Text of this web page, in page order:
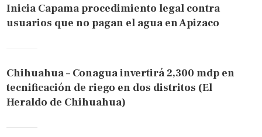
Inicia Capama procedimiento legal contra
usuarios que no pagan el agua en Apizaco
Chihuahua – Conagua invertirá 2,300 mdp en
tecnificación de riego en dos distritos (El
Heraldo de Chihuahua)